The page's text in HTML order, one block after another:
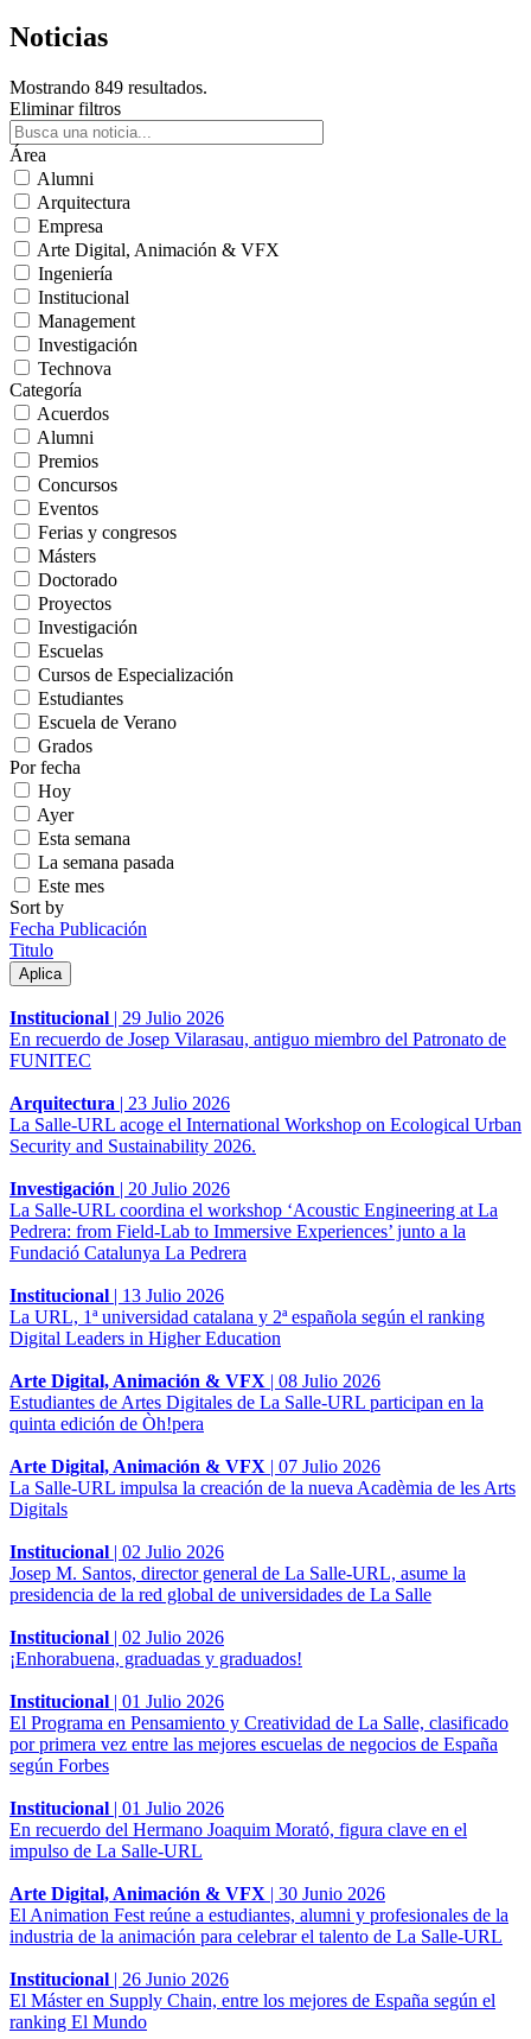
Noticias
Mostrando 849 resultados.
Eliminar filtros
Área
Alumni
Arquitectura
Empresa
Arte Digital, Animación & VFX
Ingeniería
Institucional
Management
Investigación
Technova
Categoría
Acuerdos
Alumni
Premios
Concursos
Eventos
Ferias y congresos
Másters
Doctorado
Proyectos
Investigación
Escuelas
Cursos de Especialización
Estudiantes
Escuela de Verano
Grados
Por fecha
Hoy
Ayer
Esta semana
La semana pasada
Este mes
Sort by
Fecha Publicación
Titulo
Institucional | 29 Julio 2026
En recuerdo de Josep Vilarasau, antiguo miembro del Patronato de
FUNITEC
Arquitectura | 23 Julio 2026
La Salle-URL acoge el International Workshop on Ecological Urban
Security and Sustainability 2026.
Investigación | 20 Julio 2026
La Salle-URL coordina el workshop ‘Acoustic Engineering at La
Pedrera: from Field-Lab to Immersive Experiences’ junto a la
Fundació Catalunya La Pedrera
Institucional | 13 Julio 2026
La URL, 1ª universidad catalana y 2ª española según el ranking
Digital Leaders in Higher Education
Arte Digital, Animación & VFX | 08 Julio 2026
Estudiantes de Artes Digitales de La Salle-URL participan en la
quinta edición de Òh!pera
Arte Digital, Animación & VFX | 07 Julio 2026
La Salle-URL impulsa la creación de la nueva Acadèmia de les Arts
Digitals
Institucional | 02 Julio 2026
Josep M. Santos, director general de La Salle-URL, asume la
presidencia de la red global de universidades de La Salle
Institucional | 02 Julio 2026
¡Enhorabuena, graduadas y graduados!
Institucional | 01 Julio 2026
El Programa en Pensamiento y Creatividad de La Salle, clasificado
por primera vez entre las mejores escuelas de negocios de España
según Forbes
Institucional | 01 Julio 2026
En recuerdo del Hermano Joaquim Morató, figura clave en el
impulso de La Salle-URL
Arte Digital, Animación & VFX | 30 Junio 2026
El Animation Fest reúne a estudiantes, alumni y profesionales de la
industria de la animación para celebrar el talento de La Salle-URL
Institucional | 26 Junio 2026
El Máster en Supply Chain, entre los mejores de España según el
ranking El Mundo